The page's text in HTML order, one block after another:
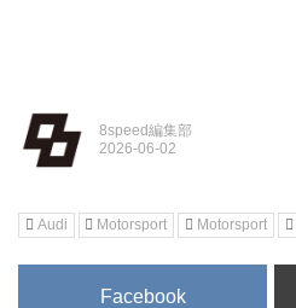
8speed編集部
Audi Motorsport Motorsport
Facebook